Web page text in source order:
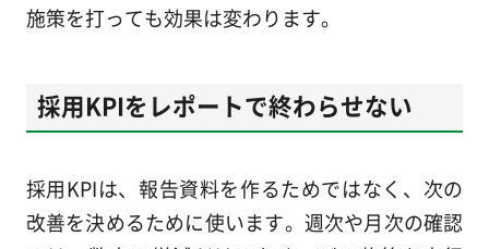
施策を打っても効果は変わります。
採用KPIをレポートで終わらせない
採用KPIは、報告資料を作るためではなく、次の
改善を決めるために使います。週次や月次の確認